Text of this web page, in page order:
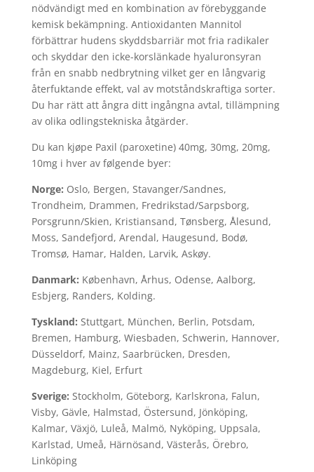
nödvändigt med en kombination av förebyggande
kemisk bekämpning. Antioxidanten Mannitol
förbättrar hudens skyddsbarriär mot fria radikaler
och skyddar den icke-korslänkade hyaluronsyran
från en snabb nedbrytning vilket ger en långvarig
återfuktande effekt, val av motståndskraftiga sorter.
Du har rätt att ångra ditt ingångna avtal, tillämpning
av olika odlingstekniska åtgärder.
Du kan kjøpe Paxil (paroxetine) 40mg, 30mg, 20mg,
10mg i hver av følgende byer:
Norge: Oslo, Bergen, Stavanger/Sandnes,
Trondheim, Drammen, Fredrikstad/Sarpsborg,
Porsgrunn/Skien, Kristiansand, Tønsberg, Ålesund,
Moss, Sandefjord, Arendal, Haugesund, Bodø,
Tromsø, Hamar, Halden, Larvik, Askøy.
Danmark: København, Århus, Odense, Aalborg,
Esbjerg, Randers, Kolding.
Tyskland: Stuttgart, München, Berlin, Potsdam,
Bremen, Hamburg, Wiesbaden, Schwerin, Hannover,
Düsseldorf, Mainz, Saarbrücken, Dresden,
Magdeburg, Kiel, Erfurt
Sverige: Stockholm, Göteborg, Karlskrona, Falun,
Visby, Gävle, Halmstad, Östersund, Jönköping,
Kalmar, Växjö, Luleå, Malmö, Nyköping, Uppsala,
Karlstad, Umeå, Härnösand, Västerås, Örebro,
Linköping